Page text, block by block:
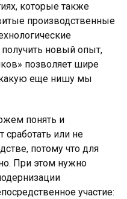
которые также
производственные
новый опыт,
позволяет шире
какую еще нишу мы
понять и
сработать или не
потому что для
При этом нужно
участие: